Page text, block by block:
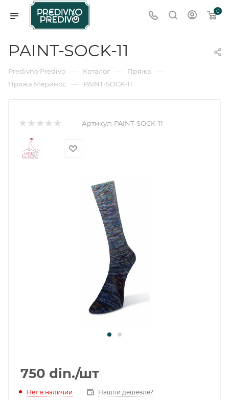
0
PAINT-SOCK-11
Predivno Predivo — Каталог — Пряжа —
Пряжа Меринос — PAINT-SOCK-11
Артикул: PAINT-SOCK-11
750 din./шт
Нет в наличии Нашли дешевле?